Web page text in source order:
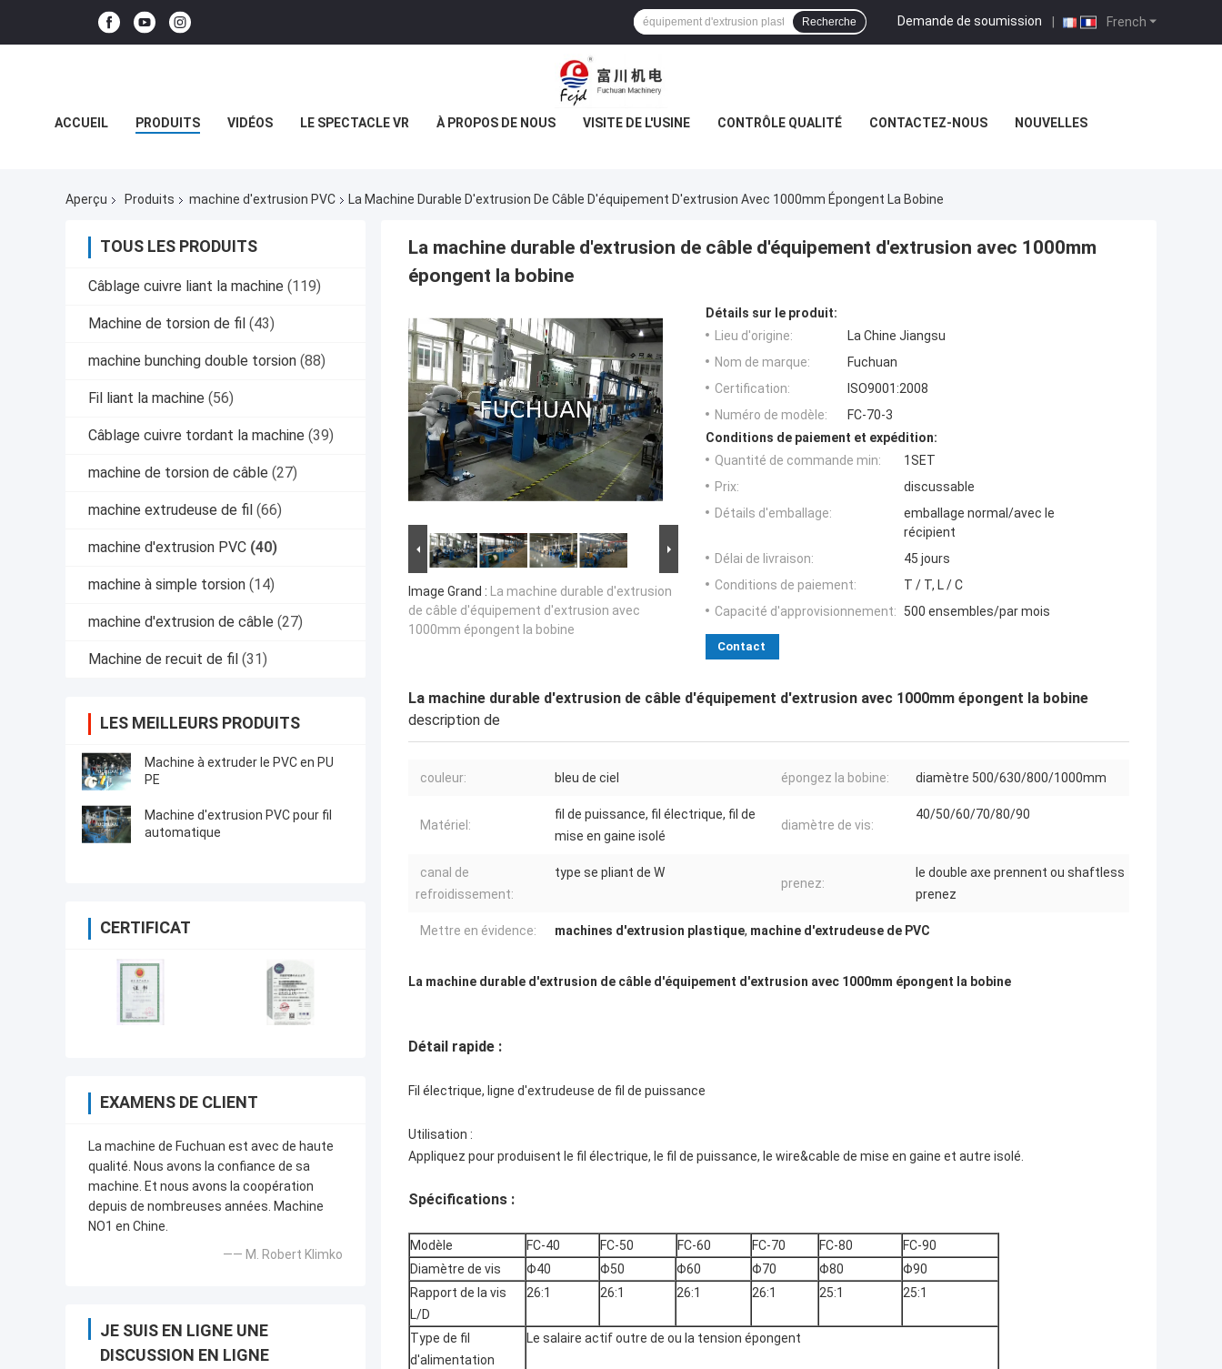
French
Demande de soumission |
Recherche
ACCUEIL PRODUITS VIDÉOS LE SPECTACLE VR À PROPOS DE NOUS VISITE DE L'USINE CONTRÔLE QUALITÉ CONTACTEZ-NOUS NOUVELLES
Aperçu Produits machine d'extrusion PVC La Machine Durable D'extrusion De Câble D'équipement D'extrusion Avec 1000mm Épongent La Bobine
TOUS LES PRODUITS
Câblage cuivre liant la machine (119)
Machine de torsion de fil (43)
machine bunching double torsion (88)
Fil liant la machine (56)
Câblage cuivre tordant la machine (39)
machine de torsion de câble (27)
machine extrudeuse de fil (66)
machine d'extrusion PVC (40)
machine à simple torsion (14)
machine d'extrusion de câble (27)
Machine de recuit de fil (31)
LES MEILLEURS PRODUITS
Machine à extruder le PVC en PU
PE
Machine d'extrusion PVC pour fil
automatique
CERTIFICAT
EXAMENS DE CLIENT
La machine de Fuchuan est avec de haute
qualité. Nous avons la confiance de sa
machine. Et nous avons la coopération
depuis de nombreuses années. Machine
NO1 en Chine.
—— M. Robert Klimko
JE SUIS EN LIGNE UNE
DISCUSSION EN LIGNE
La machine durable d'extrusion de câble d'équipement d'extrusion avec 1000mm
épongent la bobine
Image Grand : La machine durable d'extrusion
de câble d'équipement d'extrusion avec
1000mm épongent la bobine
Détails sur le produit:
Lieu d'origine:
La Chine Jiangsu
Nom de marque:
Fuchuan
Certification:
ISO9001:2008
Numéro de modèle:
FC-70-3
Conditions de paiement et expédition:
Quantité de commande min:
1SET
Prix:
discussable
Détails d'emballage:
emballage normal/avec le
récipient
Délai de livraison:
45 jours
Conditions de paiement:
T / T, L / C
Capacité d'approvisionnement:
500 ensembles/par mois
Contact
La machine durable d'extrusion de câble d'équipement d'extrusion avec 1000mm épongent la bobine
description de
couleur: bleu de ciel épongez la bobine: diamètre 500/630/800/1000mm
Matériel:
fil de puissance, fil électrique, fil de
mise en gaine isolé
diamètre de vis:
40/50/60/70/80/90
canal de
refroidissement:
type se pliant de W
prenez:
le double axe prennent ou shaftless
prenez
Mettre en évidence: machines d'extrusion plastique, machine d'extrudeuse de PVC
La machine durable d'extrusion de câble d'équipement d'extrusion avec 1000mm épongent la bobine
Détail rapide :
Fil électrique, ligne d'extrudeuse de fil de puissance
Utilisation :
Appliquez pour produisent le fil électrique, le fil de puissance, le wire&cable de mise en gaine et autre isolé.
Spécifications :
Modèle FC-40 FC-50 FC-60 FC-70 FC-80
FC-90
Diamètre de vis
Φ40 Φ50 Φ60 Φ70 Φ80
Φ90
Rapport de la vis
L/D
26:1 26:1 26:1 26:1 25:1 25:1
Type de fil
d'alimentation
Le salaire actif outre de ou la tension épongent